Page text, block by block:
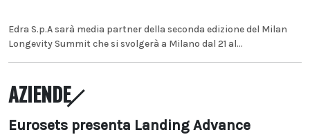
Edra S.p.A sarà media partner della seconda edizione del Milan
Longevity Summit che si svolgerà a Milano dal 21 al...
AZIENDE
Eurosets presenta Landing Advance